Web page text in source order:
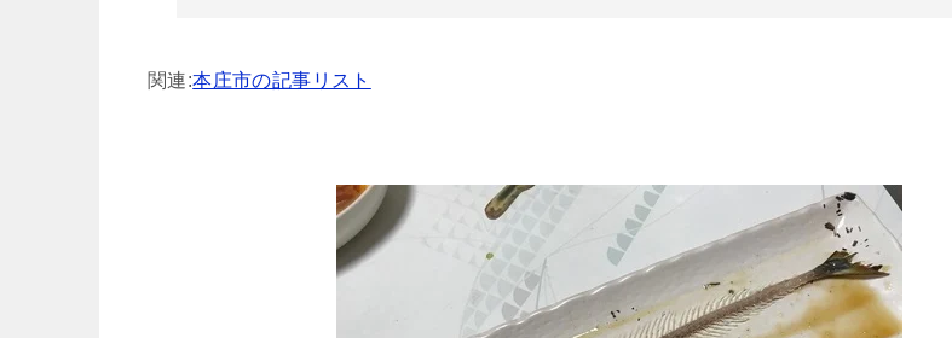
関連:本庄市の記事リスト